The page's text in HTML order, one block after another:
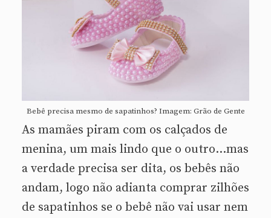
Bebê precisa mesmo de sapatinhos? Imagem: Grão de Gente
As mamães piram com os calçados de
menina, um mais lindo que o outro…mas
a verdade precisa ser dita, os bebês não
andam, logo não adianta comprar zilhões
de sapatinhos se o bebê não vai usar nem